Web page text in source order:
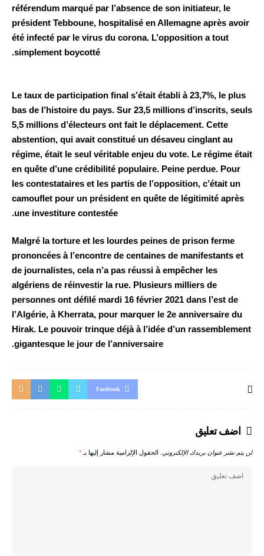
référendum marqué par l’absence de son initiateur, le
président Tebboune, hospitalisé en Allemagne après avoir
été infecté par le virus du corona. L’opposition a tout
simplement boycotté.
Le taux de participation final s’était établi à 23,7%, le plus
bas de l’histoire du pays. Sur 23,5 millions d’inscrits, seuls
5,5 millions d’électeurs ont fait le déplacement. Cette
abstention, qui avait constitué un désaveu cinglant au
régime, était le seul véritable enjeu du vote. Le régime était
en quête d’une crédibilité populaire. Peine perdue. Pour
les contestataires et les partis de l’opposition, c’était un
camouflet pour un président en quête de légitimité après
une investiture contestée.
Malgré la torture et les lourdes peines de prison ferme
prononcées à l’encontre de centaines de manifestants et
de journalistes, cela n’a pas réussi à empêcher les
algériens de réinvestir la rue. Plusieurs milliers de
personnes ont défilé mardi 16 février 2021 dans l’est de
l’Algérie, à Kherrata, pour marquer le 2e anniversaire du
Hirak. Le pouvoir trinque déjà à l’idée d’un rassemblement
gigantesque le jour de l’anniversaire.
Facebook
اضف تعليق
لن يتم نشر عنوان بريدك الإلكتروني. الحقول الإلزامية مشار إليها بـ*